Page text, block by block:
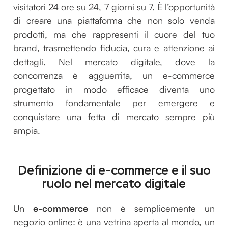
visitatori 24 ore su 24, 7 giorni su 7. È l’opportunità
di creare una piattaforma che non solo venda
prodotti, ma che rappresenti il cuore del tuo
brand, trasmettendo fiducia, cura e attenzione ai
dettagli. Nel mercato digitale, dove la
concorrenza è agguerrita, un e-commerce
progettato in modo efficace diventa uno
strumento fondamentale per emergere e
conquistare una fetta di mercato sempre più
ampia.
Definizione di e-commerce e il suo
ruolo nel mercato digitale
Un e-commerce non è semplicemente un
negozio online: è una vetrina aperta al mondo, un